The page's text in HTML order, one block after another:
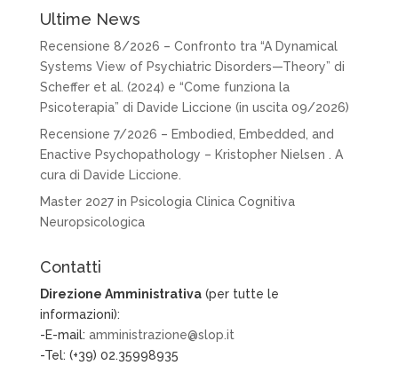
Ultime News
Recensione 8/2026 – Confronto tra “A Dynamical
Systems View of Psychiatric Disorders—Theory” di
Scheffer et al. (2024) e “Come funziona la
Psicoterapia” di Davide Liccione (in uscita 09/2026)
Recensione 7/2026 – Embodied, Embedded, and
Enactive Psychopathology – Kristopher Nielsen . A
cura di Davide Liccione.
Master 2027 in Psicologia Clinica Cognitiva
Neuropsicologica
Contatti
Direzione Amministrativa(per tutte le
informazioni):
-E-mail: amministrazione@slop.it
-Tel: (+39) 02.35998935